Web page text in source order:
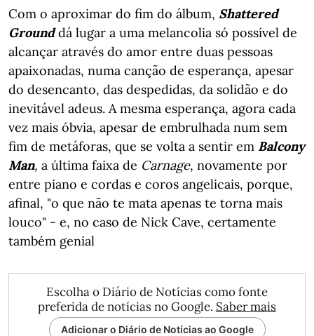
Com o aproximar do fim do álbum, Shattered
Grounddá lugar a uma melancolia só possível de
alcançar através do amor entre duas pessoas
apaixonadas, numa canção de esperança, apesar
do desencanto, das despedidas, da solidão e do
inevitável adeus. A mesma esperança, agora cada
vez mais óbvia, apesar de embrulhada num sem
fim de metáforas, que se volta a sentir em Balcony
Man, a última faixa de Carnage, novamente por
entre piano e cordas e coros angelicais, porque,
afinal, "o que não te mata apenas te torna mais
louco" - e, no caso de Nick Cave, certamente
também genial
Escolha o Diário de Notícias como fonte
preferida de notícias no Google. Saber mais
Adicionar o Diário de Notícias ao Google